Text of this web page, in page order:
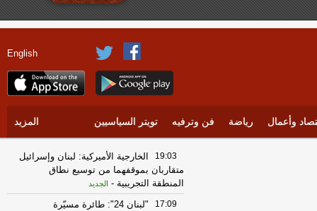
English
وأعمال رياضة فن وترفيه تويتر السياسيين المزيد
19:03
‏الخارجية الأميركية: لبنان وإسرائيل
متقاربان بموقفهما من توسيع نطاق
المنطقة التجريبية - الجديد
17:09
"لبنان 24": طائرة مسيّرة